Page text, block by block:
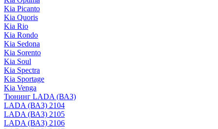
Kia Picanto
Kia Quoris
Kia Rio
Kia Rondo
Kia Sedona
Kia Sorento
Kia Soul
Kia Spectra
Kia Sportage
Kia Venga
Тюнинг LADA (ВАЗ)
LADA (ВАЗ) 2104
LADA (ВАЗ) 2105
LADA (ВАЗ) 2106